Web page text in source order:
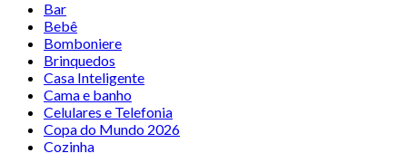
Bar
Bebê
Bomboniere
Brinquedos
Casa Inteligente
Cama e banho
Celulares e Telefonia
Copa do Mundo 2026
Cozinha